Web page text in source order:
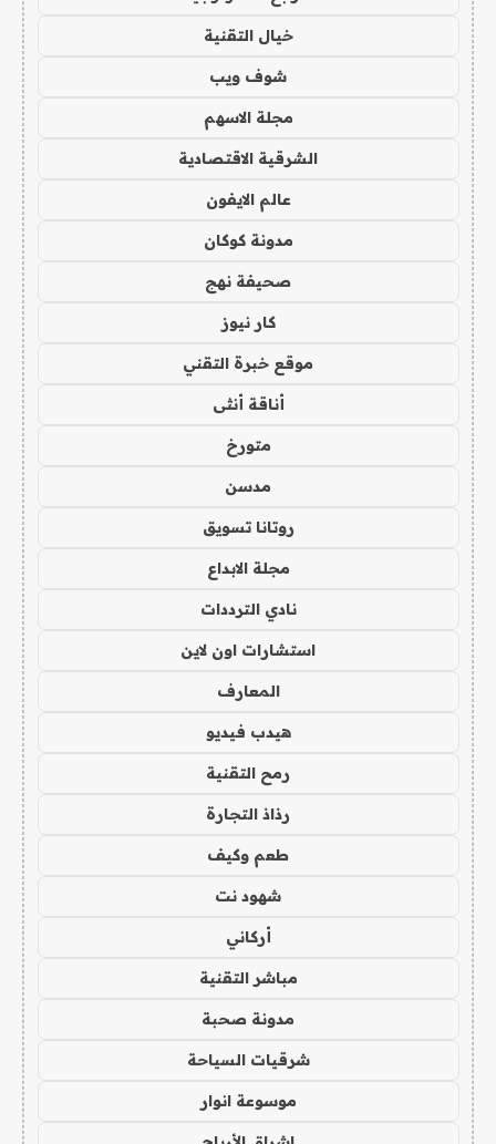
خيال التقنية
شوف ويب
مجلة الاسهم
الشرقية الاقتصادية
عالم الايفون
مدونة كوكان
صحيفة نهج
كار نيوز
موقع خبرة التقني
أناقة أنثى
متورخ
مدسن
روتانا تسويق
مجلة الابداع
نادي الترددات
استشارات اون لاين
المعارف
هيدب فيديو
رمح التقنية
رذاذ التجارة
طعم وكيف
شهود نت
أركاني
مباشر التقنية
مدونة صحبة
شرقيات السياحة
موسوعة انوار